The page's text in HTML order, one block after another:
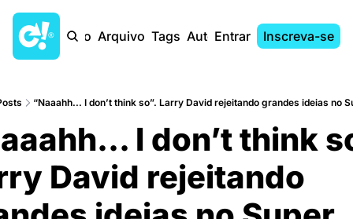
Início Arquivo Tags AutoresEntrar Inscreva-se
“Naaahh... I don’t think so”. Larry David rejeitando grandes ideias no
I don’t think
David rejeitando